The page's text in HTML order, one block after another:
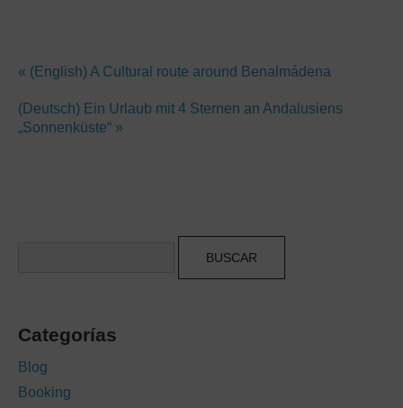
« (English) A Cultural route around Benalmádena
(Deutsch) Ein Urlaub mit 4 Sternen an Andalusiens
„Sonnenküste“ »
Categorías
Blog
Booking